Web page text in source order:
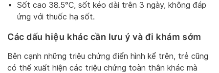
Sốt cao 38.5°C, sốt kéo dài trên 3 ngày, không đáp
ứng với thuốc hạ sốt.
Các dấu hiệu khác cần lưu ý và đi khám sớm
Bên cạnh những triệu chứng điển hình kể trên, trẻ cũng
có thể xuất hiện các triệu chứng toàn thân khác mà